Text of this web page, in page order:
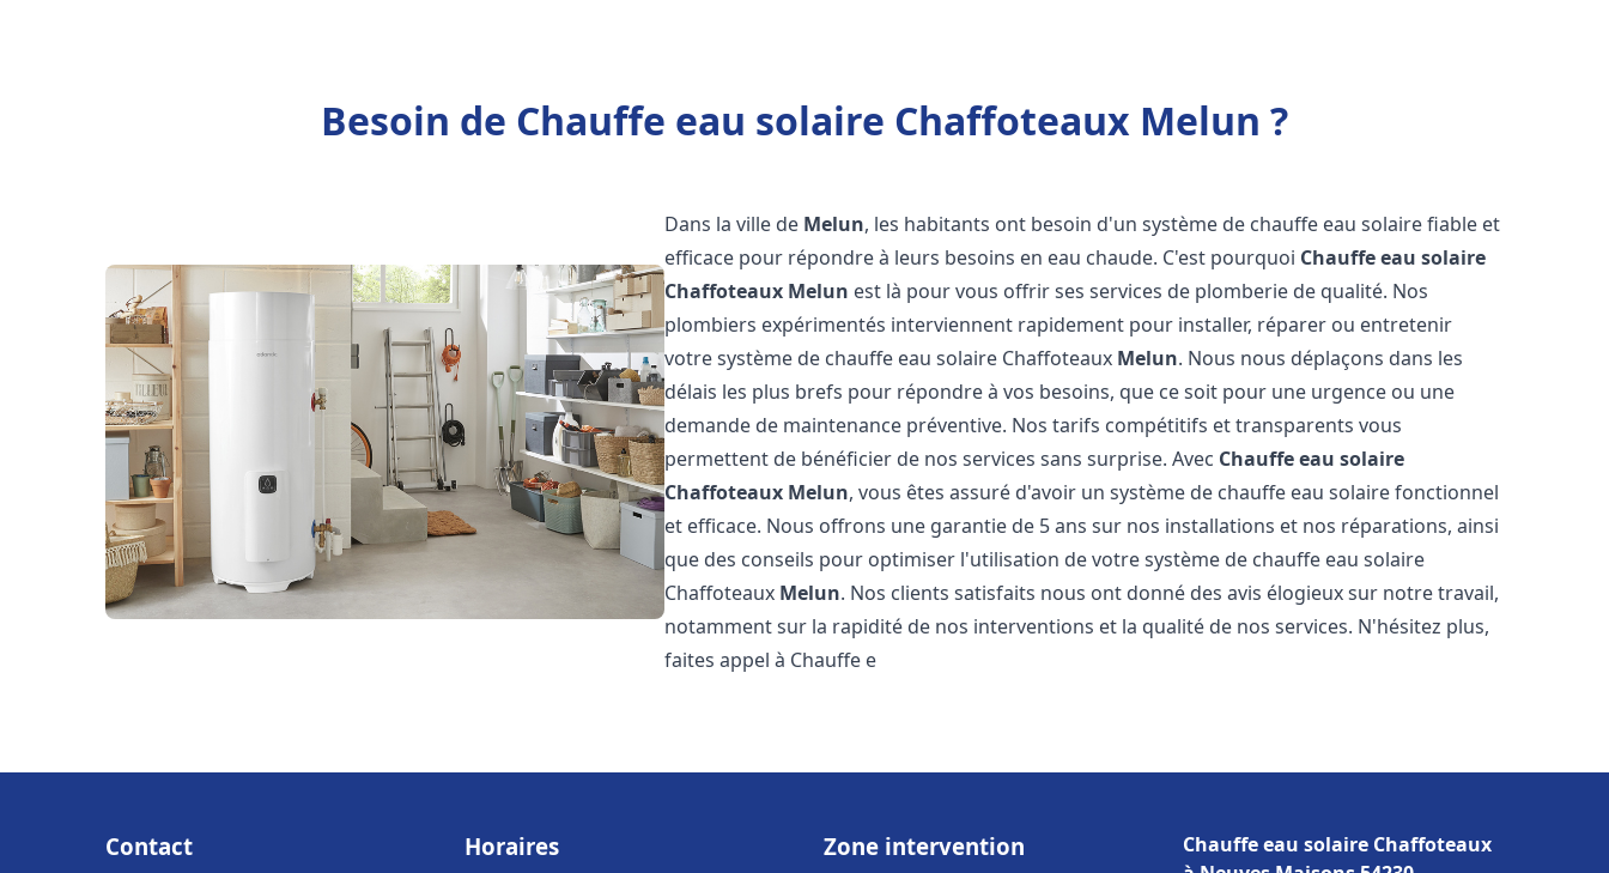
Besoin de Chauffe eau solaire Chaffoteaux Melun ?
Dans la ville de Melun, les habitants ont besoin d'un système de chauffe eau solaire fiable et
efficace pour répondre à leurs besoins en eau chaude. C'est pourquoi Chauffe eau solaire
Chaffoteaux Melun est là pour vous offrir ses services de plomberie de qualité. Nos
plombiers expérimentés interviennent rapidement pour installer, réparer ou entretenir
votre système de chauffe eau solaire Chaffoteaux Melun. Nous nous déplaçons dans les
délais les plus brefs pour répondre à vos besoins, que ce soit pour une urgence ou une
demande de maintenance préventive. Nos tarifs compétitifs et transparents vous
permettent de bénéficier de nos services sans surprise. Avec Chauffe eau solaire
Chaffoteaux Melun, vous êtes assuré d'avoir un système de chauffe eau solaire fonctionnel
et efficace. Nous offrons une garantie de 5 ans sur nos installations et nos réparations, ainsi
que des conseils pour optimiser l'utilisation de votre système de chauffe eau solaire
Chaffoteaux Melun. Nos clients satisfaits nous ont donné des avis élogieux sur notre travail,
notamment sur la rapidité de nos interventions et la qualité de nos services. N'hésitez plus,
faites appel à Chauffe e
Contact Horaires Zone intervention
Chauffe eau solaire Chaffoteaux